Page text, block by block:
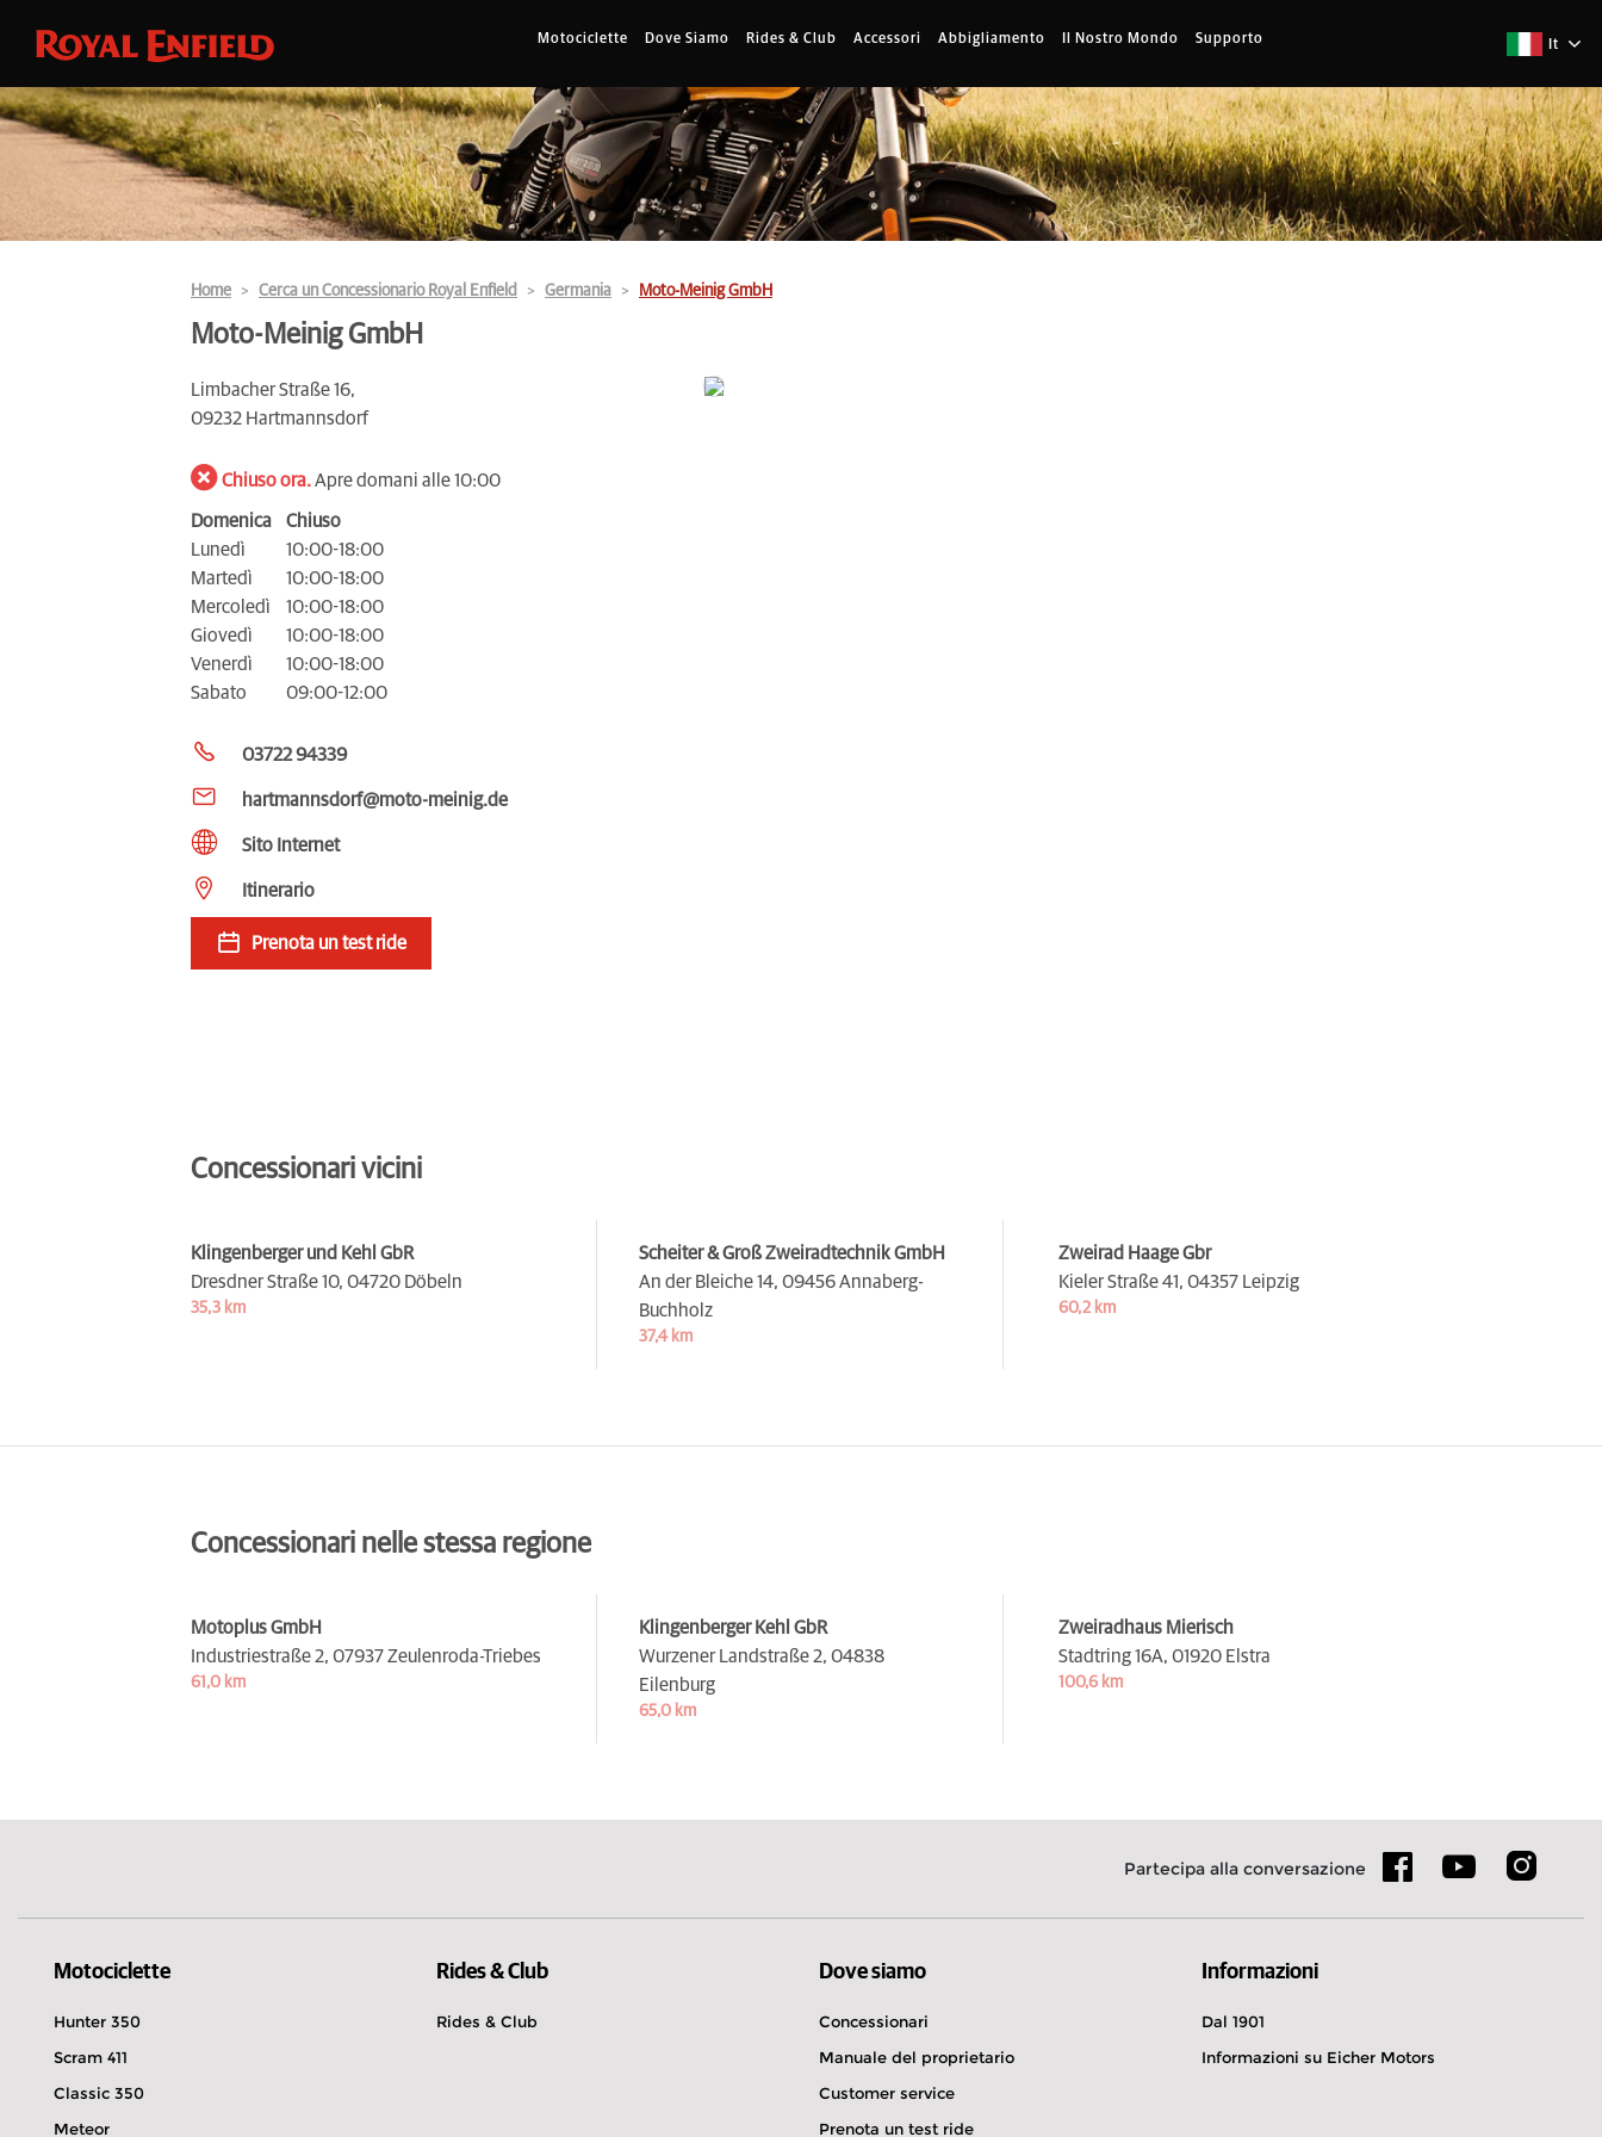
Motociclette Dove Siamo Rides & Club Accessori Abbigliamento Il Nostro Mondo Supporto It
Home Cerca un Concessionario Royal Enfield Germania Moto-Meinig GmbH
Moto-Meinig GmbH
Limbacher Straße 16,
09232 Hartmannsdorf
Chiuso ora.Apre domani alle 10:00
Domenica
Chiuso
Lunedì
10:00-18:00
Martedì
10:00-18:00
Mercoledì
10:00-18:00
Giovedì
10:00-18:00
Venerdì
10:00-18:00
Sabato
09:00-12:00
03722 94339
hartmannsdorf@moto-meinig.de
Sito Internet
Itinerario
Prenota un test ride
Concessionari vicini
Klingenberger und Kehl GbR
Dresdner Straße 10, 04720 Döbeln
35,3 km
Scheiter & Groß Zweiradtechnik GmbH
An der Bleiche 14, 09456 Annaberg-
Buchholz
37,4 km
Zweirad Haage Gbr
Kieler Straße 41, 04357 Leipzig
60,2 km
Concessionari nelle stessa regione
Motoplus GmbH
Industriestraße 2, 07937 Zeulenroda-Triebes
61,0 km
Klingenberger Kehl GbR
Wurzener Landstraße 2, 04838
Eilenburg
65,0 km
Zweiradhaus Mierisch
Stadtring 16A, 01920 Elstra
100,6 km
Partecipa alla conversazione
Motociclette
Hunter 350
Scram 411
Classic 350
Meteor
Rides & Club
Rides & Club
Dove siamo
Concessionari
Manuale del proprietario
Customer service
Prenota un test ride
Informazioni
Dal 1901
Informazioni su Eicher Motors